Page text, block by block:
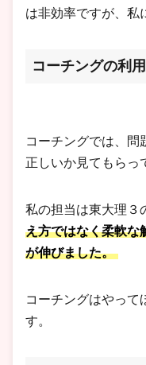
は非効率ですが、私
コーチングの利
コーチングでは、問
正しいか見てもらっ
私の担当は東大理３
え方ではなく柔軟な
が伸びました。
コーチングはやって
す。